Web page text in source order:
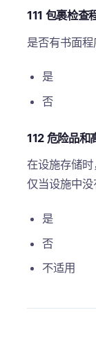
111 包裹检查
是否有书面程
是
否
112 危险品和
在设施存储时
仅当设施中没
是
否
不适用